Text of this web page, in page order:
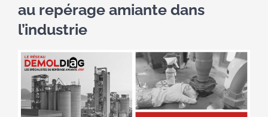
au repérage amiante dans
l’industrie